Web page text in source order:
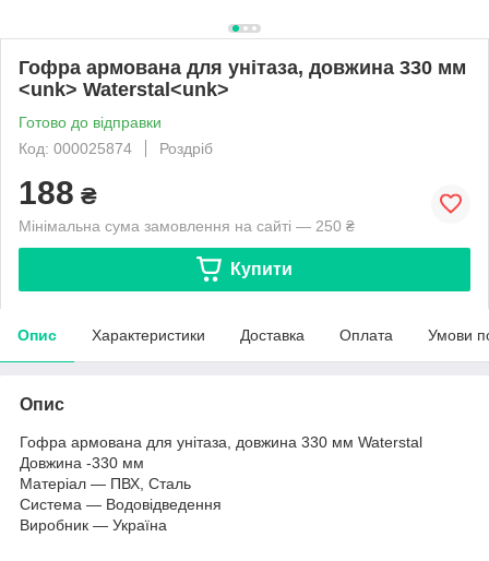
Гофра армована для унітаза, довжина 330 мм
<unk> Waterstal<unk>
Готово до відправки
Код: 000025874
Роздріб
188 ₴
Мінімальна сума замовлення на сайті — 250 ₴
Купити
Опис Характеристики Доставка Оплата Умови
Опис
Гофра армована для унітаза, довжина 330 мм Waterstal
Довжина -330 мм
Матеріал — ПВХ, Сталь
Система — Водовідведення
Виробник — Україна